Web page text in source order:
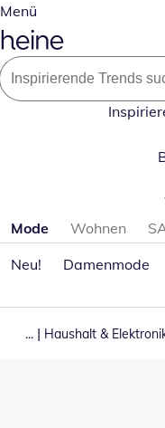
Menü
Produktkategorien
Mode Wohnen
Neu!
Damenmode
... | Haushalt &